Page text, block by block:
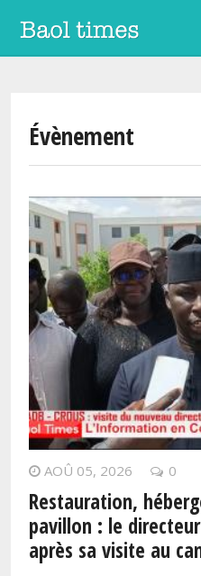
Évènement
AOÛ 05, 2026 0
Restauration,
pavillon : le
après sa visite au